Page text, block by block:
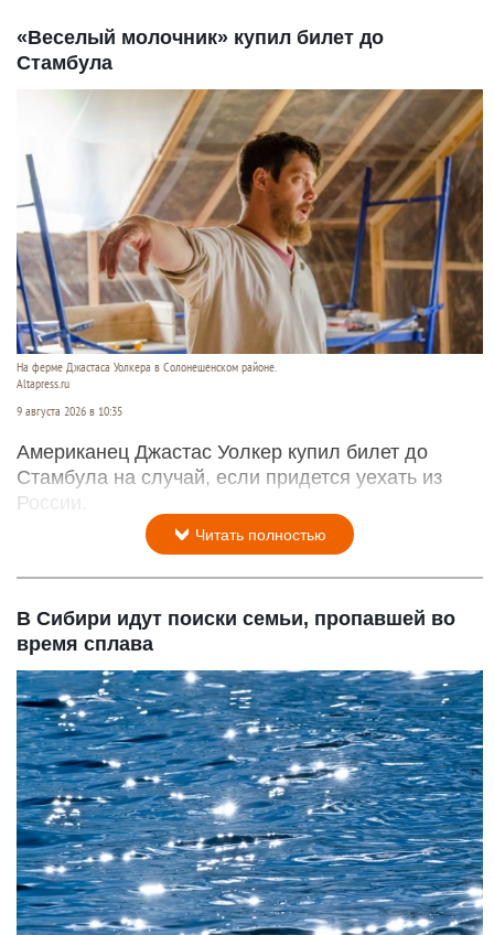
«Веселый молочник» купил билет до
Стамбула
На ферме Джастаса Уолкера в Солонешенском районе.
Altapress.ru
9 августа 2026 в 10:35
Американец Джастас Уолкер купил билет до
Стамбула на случай, если придется уехать из
России.
Читать полностью
В Сибири идут поиски семьи, пропавшей во
время сплава